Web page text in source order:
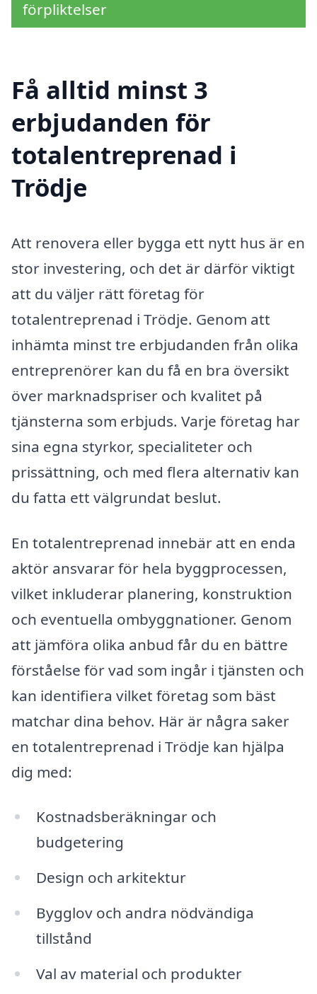
förpliktelser
Få alltid minst 3
erbjudanden för
totalentreprenad i
Trödje
Att renovera eller bygga ett nytt hus är en
stor investering, och det är därför viktigt
att du väljer rätt företag för
totalentreprenad i Trödje. Genom att
inhämta minst tre erbjudanden från olika
entreprenörer kan du få en bra översikt
över marknadspriser och kvalitet på
tjänsterna som erbjuds. Varje företag har
sina egna styrkor, specialiteter och
prissättning, och med flera alternativ kan
du fatta ett välgrundat beslut.
En totalentreprenad innebär att en enda
aktör ansvarar för hela byggprocessen,
vilket inkluderar planering, konstruktion
och eventuella ombyggnationer. Genom
att jämföra olika anbud får du en bättre
förståelse för vad som ingår i tjänsten och
kan identifiera vilket företag som bäst
matchar dina behov. Här är några saker
en totalentreprenad i Trödje kan hjälpa
dig med:
Kostnadsberäkningar och
budgetering
Design och arkitektur
Bygglov och andra nödvändiga
tillstånd
Val av material och produkter